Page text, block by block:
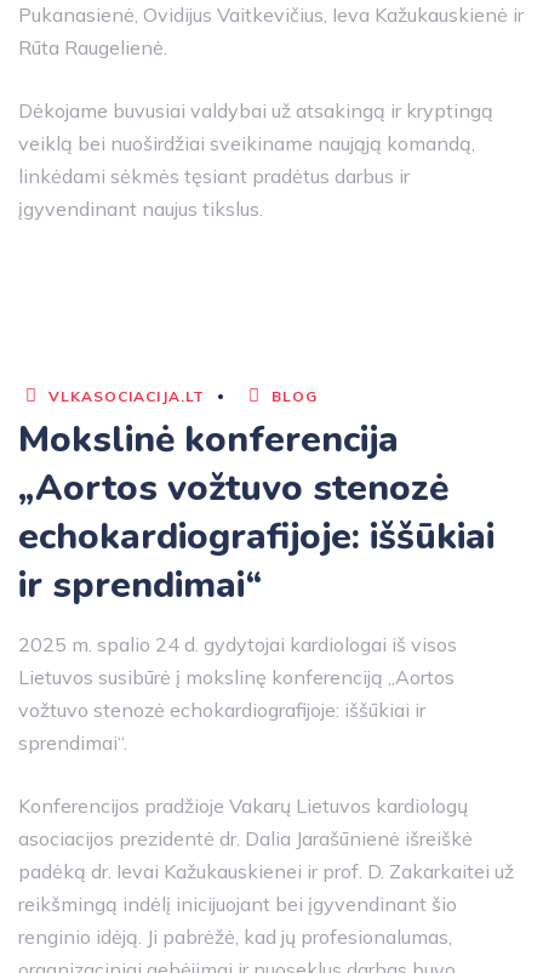
Pukanasienė, Ovidijus Vaitkevičius, Ieva Kažukauskienė ir
Rūta Raugelienė.
Dėkojame buvusiai valdybai už atsakingą ir kryptingą
veiklą bei nuoširdžiai sveikiname naująją komandą,
linkėdami sėkmės tęsiant pradėtus darbus ir
įgyvendinant naujus tikslus.
VLKASOCIACIJA.LT BLOG
Mokslinė konferencija
„Aortos vožtuvo stenozė
echokardiografijoje: iššūkiai
ir sprendimai“
2025 m. spalio 24 d. gydytojai kardiologai iš visos
Lietuvos susibūrė į mokslinę konferenciją „Aortos
vožtuvo stenozė echokardiografijoje: iššūkiai ir
sprendimai“.
Konferencijos pradžioje Vakarų Lietuvos kardiologų
asociacijos prezidentė dr. Dalia Jarašūnienė išreiškė
padėką dr. Ievai Kažukauskienei ir prof. D. Zakarkaitei už
reikšmingą indėlį inicijuojant bei įgyvendinant šio
renginio idėją. Ji pabrėžė, kad jų profesionalumas,